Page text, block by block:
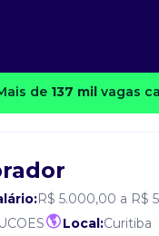
de 137 milvagas
R$ 5.000,00 a R$
Local:Curitiba